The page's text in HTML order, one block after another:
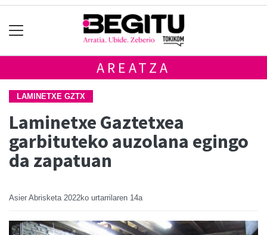
AREATZA
LAMINETXE GZTX
Laminetxe Gaztetxea
garbituteko auzolana egingo
da zapatuan
Asier Abrisketa 2022ko urtarrilaren 14a